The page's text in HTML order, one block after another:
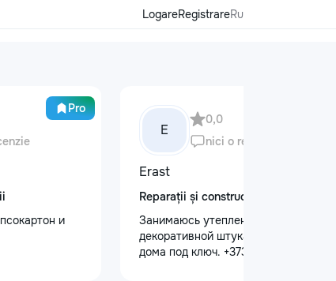
LogareRegistrareRu
Pro
и
E
0,0
nici o recenzie
Erast
Reparații și construcții
Занимаюсь утеплением домов,
декоративной штукатуркой. Внутри
дома под ключ. +37368535079